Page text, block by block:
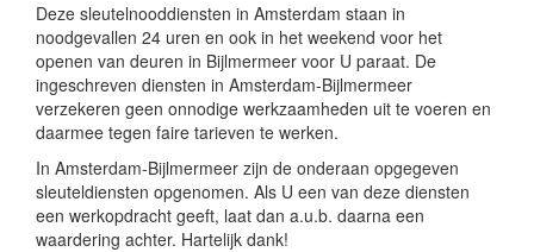
Deze sleutelnooddiensten in Amsterdam staan in
noodgevallen 24 uren en ook in het weekend voor het
openen van deuren in Bijlmermeer voor U paraat. De
ingeschreven diensten in Amsterdam-Bijlmermeer
verzekeren geen onnodige werkzaamheden uit te voeren en
daarmee tegen faire tarieven te werken.
In Amsterdam-Bijlmermeer zijn de onderaan opgegeven
sleuteldiensten opgenomen. Als U een van deze diensten
een werkopdracht geeft, laat dan a.u.b. daarna een
waardering achter. Hartelijk dank!